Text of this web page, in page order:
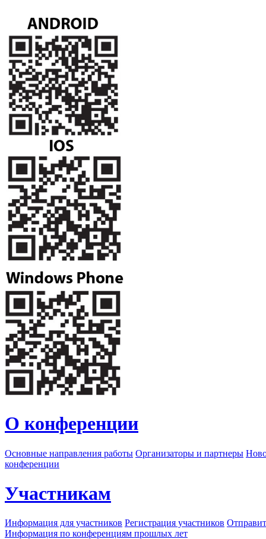
О конференции
Основные направления работы Организаторы и партнеры
конференции
Участникам
Информация для участников Регистрация участников
Информация по конференциям прошлых лет